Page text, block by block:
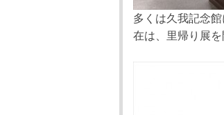
多くは久我記念
在は、里帰り展